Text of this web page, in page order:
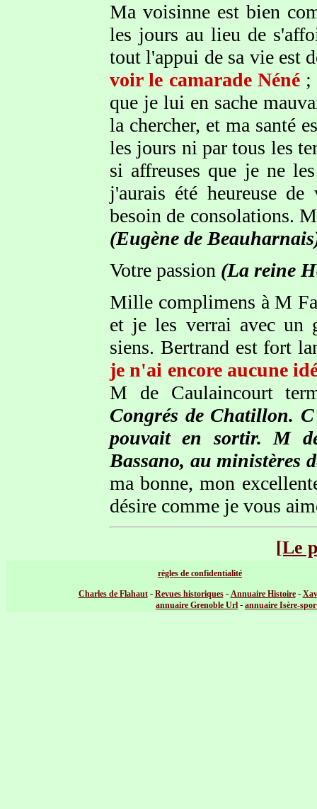
Ma voisinne est bien
les jours au lieu de
tout l'appui de sa vie est
voir le camarade Néné;
que je lui en sache
la chercher, et ma santé
les jours ni par tous les
si affreuses que je ne
j'aurais été heureuse
besoin de consolations.
(Eugène de
Votre passion (La reine
Mille complimens à M
et je les verrai avec un
siens. Bertrand est fort
je n'ai encore aucune
M de Caulaincourt
Congrés de Chatillon.
pouvait en sortir. M
Bassano, au ministères
ma bonne, mon
désire comme je vous
[Le
règles de confidentialité
Charles de Flahaut- Revues historiques- Annuaire Histoire-
annuaire Grenoble Url - annuaire Isère-